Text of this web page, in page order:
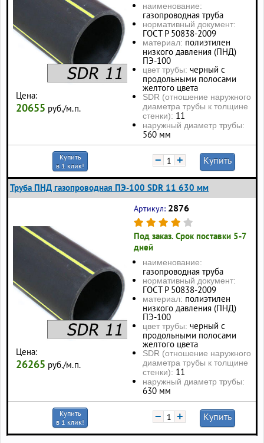
Цена:
20655 руб./м.п.
наименование:
газопроводная труба
нормативный документ:
ГОСТ Р 50838-2009
материал: полиэтилен
низкого давления (ПНД)
ПЭ-100
цвет трубы: черный с
продольными полосами
желтого цвета
SDR (отношение наружного
диаметра трубы к толщине
стенки): 11
наружный диаметр трубы:
560 мм
Купить
в 1 клик!
− + Купить
Труба ПНД газопроводная ПЭ-100 SDR 11 630 мм
Цена:
26265 руб./м.п.
Артикул: 2876
Под заказ. Срок поставки 5-7
дней
наименование:
газопроводная труба
нормативный документ:
ГОСТ Р 50838-2009
материал: полиэтилен
низкого давления (ПНД)
ПЭ-100
цвет трубы: черный с
продольными полосами
желтого цвета
SDR (отношение наружного
диаметра трубы к толщине
стенки): 11
наружный диаметр трубы:
630 мм
Купить
в 1 клик!
− + Купить